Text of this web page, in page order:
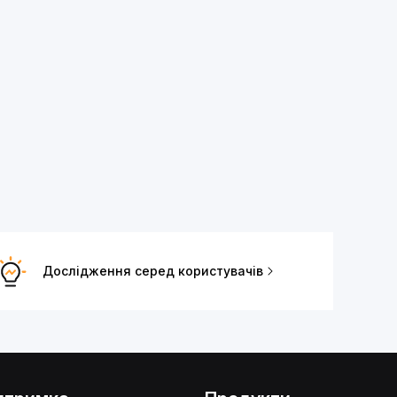
Дослідження серед користувачів